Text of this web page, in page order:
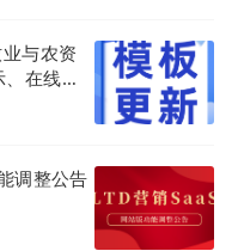
与农资
在线交
调整公告